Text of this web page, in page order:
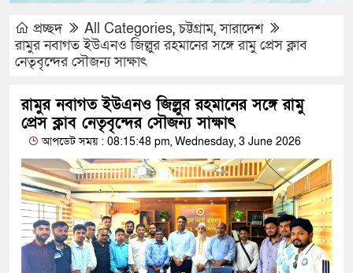
প্রচ্ছদ All Categories,চট্টগ্রাম,সারাদেশ
রামুর নবাগত ইউএনও জিল্লুর রহমানের সঙ্গে রামু প্রেস ক্লাব
নেতৃবৃন্দের সৌজন্য সাক্ষাৎ
রামুর নবাগত ইউএনও জিল্লুর রহমানের সঙ্গে রামু
প্রেস ক্লাব নেতৃবৃন্দের সৌজন্য সাক্ষাৎ
আপডেট সময় : 08:15:48 pm, Wednesday, 3 June 2026